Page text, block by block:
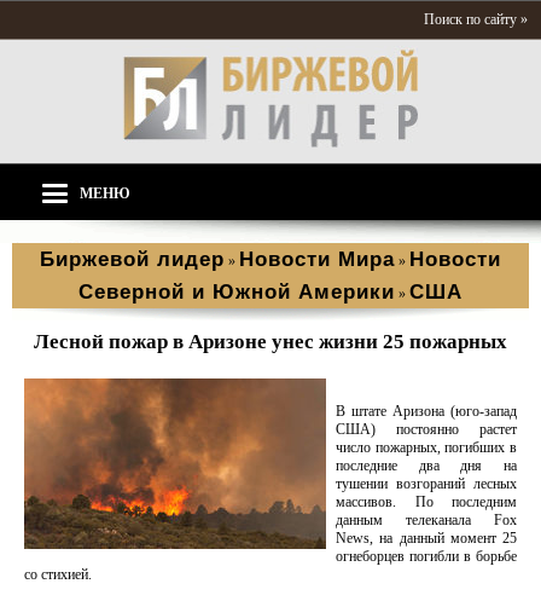
Поиск по сайту »
МЕНЮ
Биржевой лидер » Новости Мира » Новости
Северной и Южной Америки » США
Лесной пожар в Аризоне унес жизни 25 пожарных
В штате Аризона (юго-запад
США) постоянно растет
число пожарных, погибших в
последние два дня на
тушении возгораний лесных
массивов. По последним
данным телеканала Fox
News, на данный момент 25
огнеборцев погибли в борьбе
со стихией.